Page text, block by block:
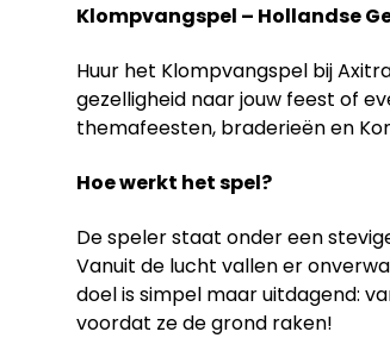
Klompvangspel – Hollandse
Huur het Klompvangspel bij
gezelligheid naar jouw feest of
themafeesten, braderieën en
Hoe werkt het spel?
De speler staat onder een
Vanuit de lucht vallen er
doel is simpel maar uitdagend:
voordat ze de grond raken!